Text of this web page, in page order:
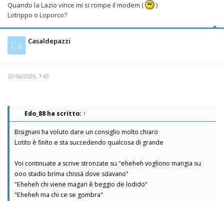
Quando la Lazio vince mi si rompe il modem (
)
Lotrippo o Loporco?
Ca Casaldepazzi
02/06/2026, 7:43
Edo_88 ha scritto: ↑
Bisignani ha voluto dare un consiglio molto chiaro
Lotito è finito e sta succedendo qualcosa di grande
Voi continuate a scrive stronzate su "eheheh vogliono mangia su
ooo stadio brima chissà dove sdavano"
"Eheheh chi viene magari è beggio de lodido"
"Eheheh ma chi ce se gombra"